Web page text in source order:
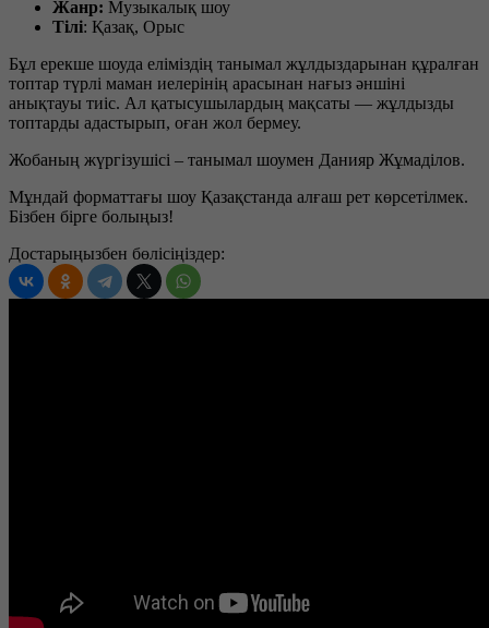
Жанр: Музыкалық шоу
Тілі: Қазақ, Орыс
Бұл ерекше шоуда еліміздің танымал жұлдыздарынан құралған
топтар түрлі маман иелерінің арасынан нағыз әншіні
анықтауы тиіс. Ал қатысушылардың мақсаты — жұлдызды
топтарды адастырып, оған жол бермеу.
Жобаның жүргізушісі – танымал шоумен Данияр Жұмаділов.
Мұндай форматтағы шоу Қазақстанда алғаш рет көрсетілмек.
Бізбен бірге болыңыз!
Достарыңызбен бөлісіңіздер: